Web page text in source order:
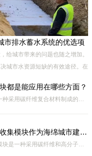
市排水蓄水系统的优选项
给城市带来的问题也随之增加。
城市水资源短缺的有效途径。在
都是能应用在哪些方面？
凌云县碳纤雨水收集模块是一种采用碳纤维复合材料制成的雨水收集装置，具有*、环保、可持续等诸多优点。这种模块的设计独特，结构轻巧且强度高，耐腐蚀，能够在各种环境条件下稳定运行。其广泛的应用领域不仅体现在城市规
凌云县多孔纤维棉雨水收集模块作为海绵城市建设中的一种创新材料
凌云县多孔纤维棉雨水收集模块是一种采用碳纤维和高分子材料复合而成的新型材料。它拥有高度多孔的结构，能够有效吸收和储存雨水，同时利用其独特的导流设计，将雨水迅速排出，有效防止城市内涝的发生。此外，该材料还具有